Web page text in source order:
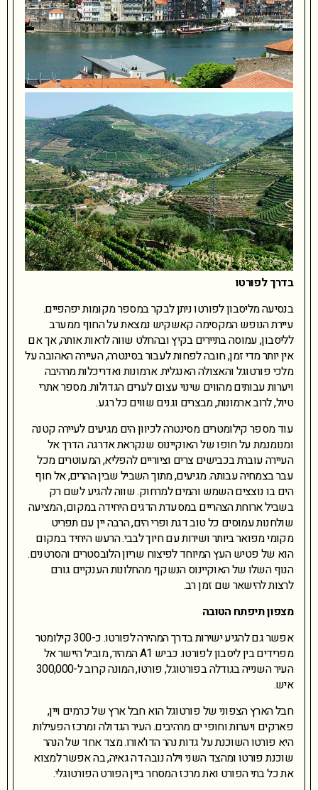
בדרך לפורטו
בנסיעה מליסבון לפורטו ניתן לבקר במספר מקומות יפהפיים.
עיירת הנופש המקסימה קאשקיש נמצאת על החוף ממערב
לליסבון, עמוסה בתיירים בקיץ ובהחלט שווה לראות אותה, אך אם
אין יותר מדי זמן, חובה לפחות לעבור בסינטרה, העיירה האהובה על
מלכי פורטוגל והאצולה האנגלית. ארמונות ואדריכלות מרהיבה
ויערות עבותים מהווים שינוי עצום לערים הגדולות. מספר אתרי
טיול, לרוב ארמונות, מבצרים וגנים שווים כל רגע.
עוד מספר קילומטרים מסינטרה לכיוון הים מגיעים לעיירה קטנה
ומנומנמת על חופו של האוקיינוס שנקראת אדרגה. הדרך אל
העיירה עוברת בכבישים צרים וציוריים להפליא, המעוטרים מכל
עבר בצמחיה עבותה. מגיעים, מתוך השביל שבין ההרים, אל חוף
הים בו נוצצים השמש והמים למרחוק. שווה להגיע לשם רק
בשביל ארוחת הצהריים במסעדת הדגים היחידה במקום, המציעה
שולחנות עמוסים כל טוב דגת ופרי הים, הרבה יין עם תפריט
מקומי מפואר ביותר ושירות עם חיוך לבבי. הרעש היחיד במקום
הוא של פטיש העץ המיוחד לפיצוח שריון הלובסטרים והסרטנים.
הנוף השלו של האוקיינוס הנשקף מהחלונות הענקיים גורם
לרצות להישאר שם זמן רב.
מצפון תיפתח הטובה
אפשר גם להגיע ישירות בדרך המהירה לפורטו. כ-300 קילומטר
מפרידים בין ליסבון לפורטו. כביש A1 המהיר, מוביל היישר אל
העיר השנייה בגודלה בפורטוגל, פורטו, המונה קרוב ל-300,000
איש.
חבל הארץ הצפוני של פורטוגל הוא חבל ארץ של כרמים ויין,
פארקים ויערות וחופי ים מרהיבים. העיר הגדולה ומרכז הפעילות
היא פורטו השוכנת על גדות נהר הדו'אורו. מצד אחד של הנהר
שוכנת פורטו ומהצד השני וילה נובה דה גאיה, בה אפשר למצוא
את כל בתי הפורט ואת מרכז המסחר ביין הפורט הפורטוגלי.